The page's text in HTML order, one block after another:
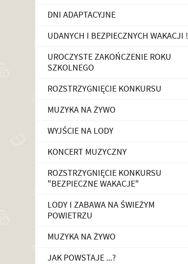
DNI ADAPTACYJNE
UDANYCH I BEZPIECZNYCH WAKACJI !
UROCZYSTE ZAKOŃCZENIE ROKU
SZKOLNEGO
ROZSTRZYGNIĘCIE KONKURSU
MUZYKA NA ŻYWO
WYJŚCIE NA LODY
KONCERT MUZYCZNY
ROZSTRZYGNIĘCIE KONKURSU
"BEZPIECZNE WAKACJE"
LODY I ZABAWA NA ŚWIEŻYM
POWIETRZU
MUZYKA NA ŻYWO
JAK POWSTAJE ...?